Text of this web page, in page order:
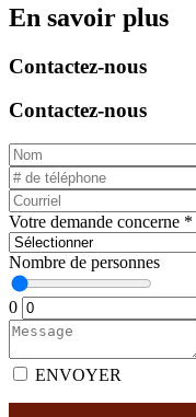
En savoir plus
Contactez-nous
Contactez-nous
Votre demande concerne *
Nombre de personnes
0
ENVOYER